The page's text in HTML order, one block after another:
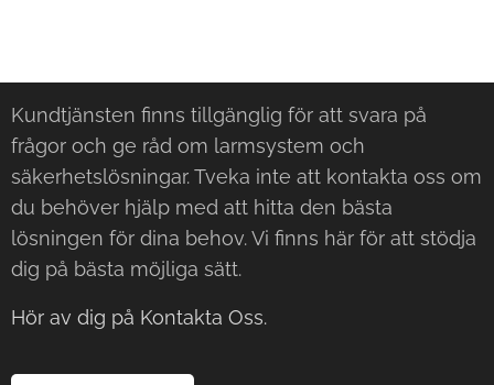
Kundtjänsten finns tillgänglig för att svara på
frågor och ge råd om larmsystem och
säkerhetslösningar. Tveka inte att kontakta oss om
du behöver hjälp med att hitta den bästa
lösningen för dina behov. Vi finns här för att stödja
dig på bästa möjliga sätt.
Hör av dig på Kontakta Oss.